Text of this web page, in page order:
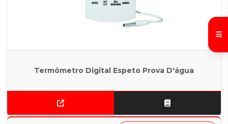
Termômetro Digital Espeto Prova D'água